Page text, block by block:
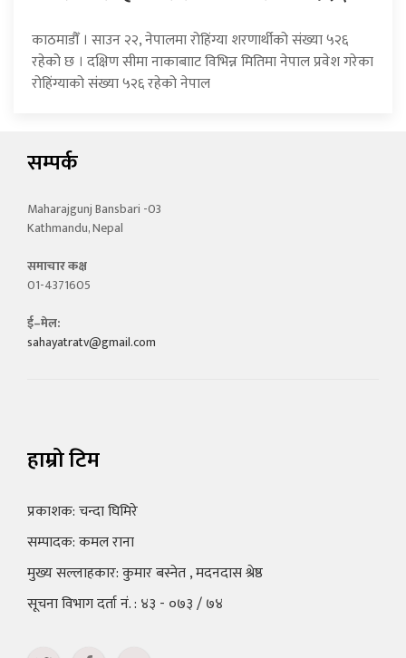
काठमाडौँ । साउन २२, नेपालमा रोहिंग्या शरणार्थीको संख्या ५२६
रहेको छ । दक्षिण सीमा नाकाबााट विभिन्न मितिमा नेपाल प्रवेश गरेका
रोहिंग्याको संख्या ५२६ रहेको नेपाल
सम्पर्क
Maharajgunj Bansbari -03
Kathmandu, Nepal
समाचार कक्ष
01-4371605
ई–मेल:
sahayatratv@gmail.com
हाम्रो टिम
प्रकाशक: चन्दा घिमिरे
सम्पादक: कमल राना
मुख्य सल्लाहकार: कुमार बस्नेत , मदनदास श्रेष्ठ
सूचना विभाग दर्ता नं. : ४३ - ०७३ / ७४